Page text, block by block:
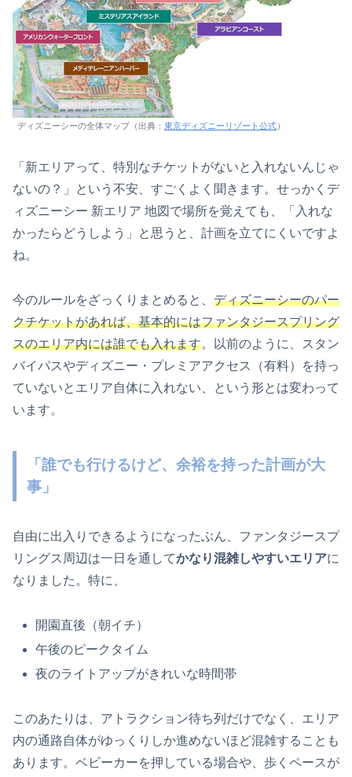
ディズニーシーの全体マップ（出典： 東京ディズニーリゾート公式）
「新エリアって、特別なチケットがないと入れないんじゃ
ないの？」という不安、すごくよく聞きます。せっかくデ
ィズニーシー 新エリア 地図で場所を覚えても、「入れな
かったらどうしよう」と思うと、計画を立てにくいですよ
ね。
今のルールをざっくりまとめると、 ディズニーシーのパー
クチケットがあれば、基本的にはファンタジースプリング
スのエリア内には誰でも入れます。以前のように、スタン
バイパスやディズニー・プレミアアクセス（有料）を持っ
ていないとエリア自体に入れない、という形とは変わって
います。
「誰でも行けるけど、余裕を持った計画が大
事」
自由に出入りできるようになったぶん、ファンタジースプ
リングス周辺は一日を通してかなり混雑しやすいエリアに
なりました。特に、
開園直後（朝イチ）
午後のピークタイム
夜のライトアップがきれいな時間帯
このあたりは、アトラクション待ち列だけでなく、エリア
内の通路自体がゆっくりしか進めないほど混雑することも
あります。ベビーカーを押している場合や、歩くペースが